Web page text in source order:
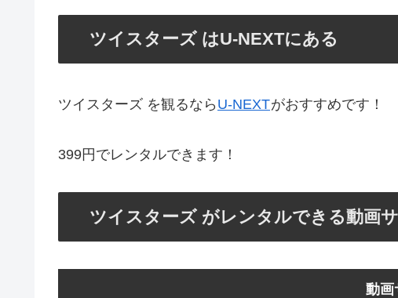
ツイスターズ はU-NEXTにある
ツイスターズ を観るなら U-NEXTがおすすめです！
399円でレンタルできます！
ツイスターズ がレンタルできる動画
動画